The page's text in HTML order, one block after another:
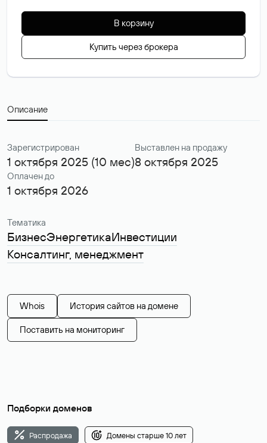
В корзину
Купить через брокера
Описание
Зарегистрирован
1 октября 2025 (10 мес)
Выставлен на продажу
8 октября 2025
Оплачен до
1 октября 2026
Тематика
БизнесЭнергетикаИнвестиции
Консалтинг, менеджмент
Whois История сайтов на домене
Поставить на мониторинг
Подборки доменов
Распродажа Домены старше 10 лет